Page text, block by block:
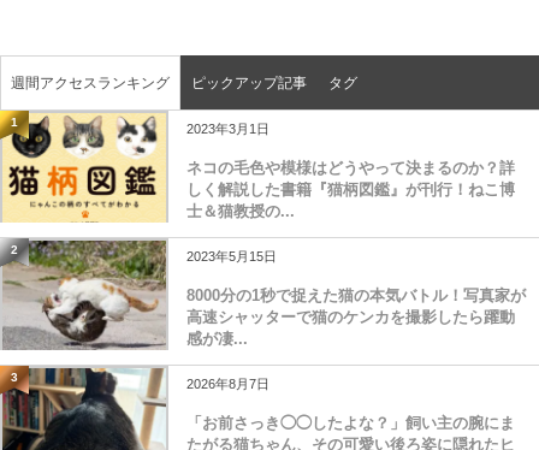
週間アクセスランキング ピックアップ記事 タグ
1 2023年3月1日
ネコの毛色や模様はどうやって決まるのか？詳
しく解説した書籍『猫柄図鑑』が刊行！ねこ博
士＆猫教授の...
2 2023年5月15日
8000分の1秒で捉えた猫の本気バトル！写真家が
高速シャッターで猫のケンカを撮影したら躍動
感が凄...
3 2026年8月7日
「お前さっき◯◯したよな？」飼い主の腕にま
たがる猫ちゃん、その可愛い後ろ姿に隠れたヒ